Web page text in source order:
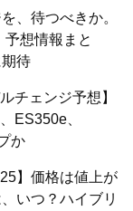
、待つべきか。
想情報まと
待
チェンジ予想】
ES350e、
か
】価格は値上が
いつ？ハイブリ